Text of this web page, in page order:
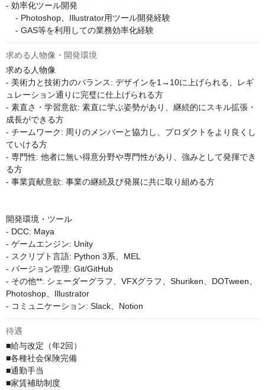
- 効率化ツール開発
    - GAS等を利用しての業務効率化経験
求める人物像・開発環境
求める人物像
- 美術力と技術力のバランス: デザインを1→10に上げられる、レギ
ュレーション通りに完璧に仕上げられる方
- 素直さ・学習意欲: 素直に学ぶ姿勢があり、継続的にスキル拡張・
成長ができる方
- チームワーク: 周りのメンバーと協力し、プロダクトをより良くし
ていける方
- 専門性: 他者に無い得意分野や専門性があり、強みとして発揮でき
る方
- 事業貢献意欲: 事業の継続及び発展に共に取り組める方
開発環境・ツール
- DCC: Maya
- ゲームエンジン: Unity
- スクリプト言語: Python 3系、MEL
- バージョン管理: Git/GitHub
- その他**: シェーダーグラフ、VFXグラフ、Shuriken、DOTween、
Photoshop、Illustrator
- コミュニケーション: Slack、Notion
待遇
■給与改定（年2回）
■各種社会保険完備
■通勤手当
■家賃補助制度